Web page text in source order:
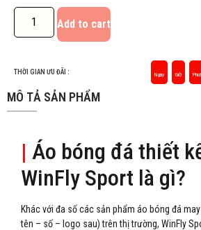
Add to cart
THỜI GIAN ƯU ĐÃI : Ngày Giờ Phút
MÔ TẢ SẢN PHẨM
| Áo bóng đá thiết
WinFly Sport là gì?
Khác với đa số các sản phẩm áo bóng đá
tên – số – logo sau) trên thị trường, WinFly